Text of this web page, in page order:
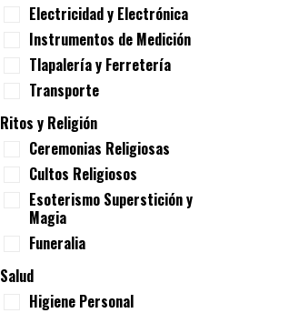
Electricidad y Electrónica
Instrumentos de Medición
Tlapalería y Ferretería
Transporte
Ritos y Religión
Ceremonias Religiosas
Cultos Religiosos
Esoterismo Superstición y
Magia
Funeralia
Salud
Higiene Personal